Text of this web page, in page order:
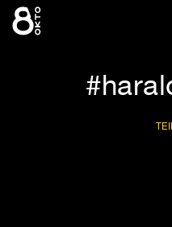
Zum
Inhalt